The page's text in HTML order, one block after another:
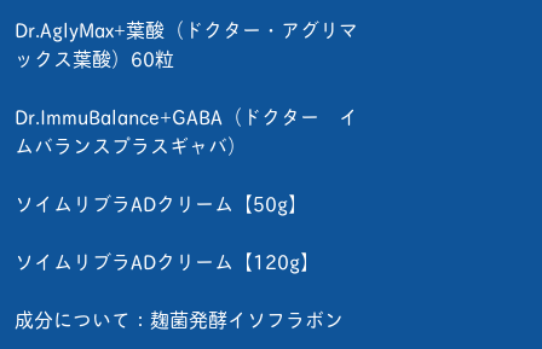
Dr.AglyMax+葉酸（ドクター・アグリマ
ックス葉酸）60粒
Dr.ImmuBalance+GABA（ドクター イ
ムバランスプラスギャバ）
ソイムリブラADクリーム【50g】
ソイムリブラADクリーム【120g】
成分について：麹菌発酵イソフラボン